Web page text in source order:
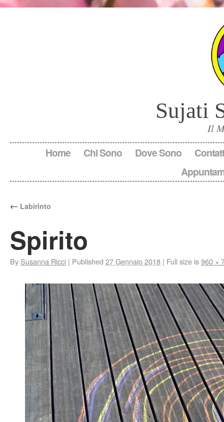
Sujati
Il
Home Chi Sono Dove Sono
← Labirinto
Spirito
By Susanna Ricci | Published 27 Gennaio 2018 | Full size is960 ×